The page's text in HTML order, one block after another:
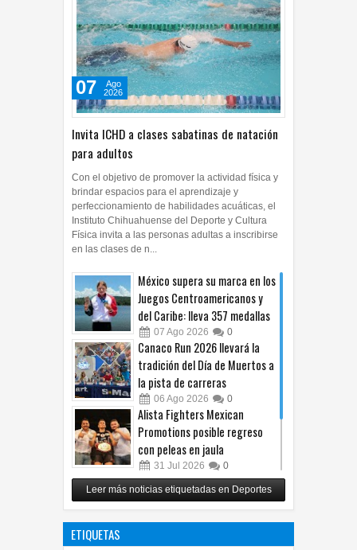
Invita ICHD a clases sabatinas de natación
para adultos
07
Ago
2026
Con el objetivo de promover la actividad física y
brindar espacios para el aprendizaje y
perfeccionamiento de habilidades acuáticas, el
Instituto Chihuahuense del Deporte y Cultura
Física invita a las personas adultas a inscribirse
en las clases de n...
México supera su marca en los
Juegos Centroamericanos y
del Caribe: lleva 357 medallas
07 Ago 2026 0
Canaco Run 2026 llevará la
tradición del Día de Muertos a
la pista de carreras
06 Ago 2026 0
Alista Fighters Mexican
Promotions posible regreso
con peleas en jaula
31 Jul 2026 0
Reunirá Box de Barrios a
peleadores de nueve
municipios este fin de semana
Leer más noticias etiquetadas en Deportes
ETIQUETAS